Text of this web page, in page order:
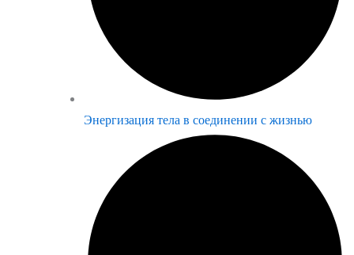
Энергизация тела в соединении с жизнью